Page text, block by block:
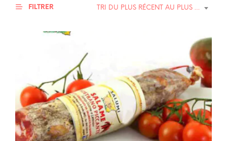
FILTRER TRI DU PLUS RÉCENT AU PLUS ANCIEN